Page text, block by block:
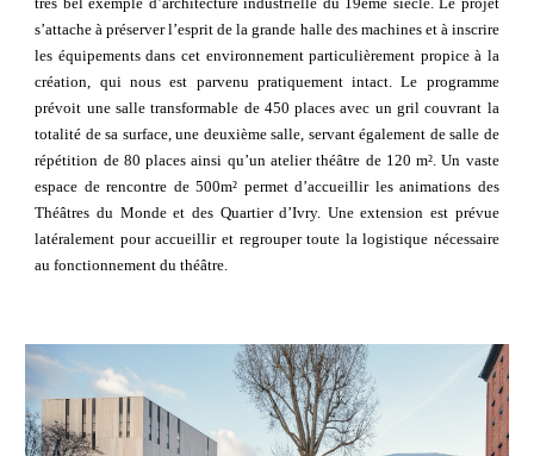
s’attache à préserver l’esprit de la grande halle des machines et à inscrire
les équipements dans cet environnement particulièrement propice à la
création, qui nous est parvenu pratiquement intact. Le programme
prévoit une salle transformable de 450 places avec un gril couvrant la
totalité de sa surface, une deuxième salle, servant également de salle de
répétition de 80 places ainsi qu’un atelier théâtre de 120 m². Un vaste
espace de rencontre de 500m² permet d’accueillir les animations des
Théâtres du Monde et des Quartier d’Ivry. Une extension est prévue
latéralement pour accueillir et regrouper toute la logistique nécessaire
au fonctionnement du théâtre.